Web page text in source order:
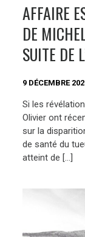
AFFAIRE
DE
SUITE DE
9 DÉCEMBRE
Si les
Olivier ont
sur la
de santé du
atteint de […]